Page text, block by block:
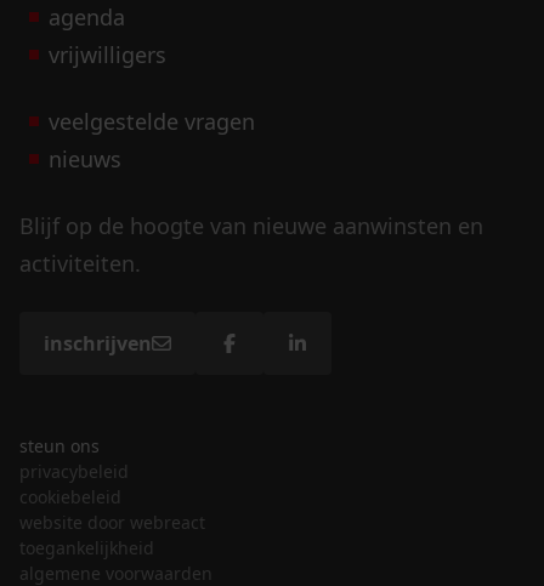
agenda
vrijwilligers
veelgestelde vragen
nieuws
Blijf op de hoogte van nieuwe aanwinsten en
activiteiten.
inschrijven
steun ons
privacybeleid
cookiebeleid
website door webreact
toegankelijkheid
algemene voorwaarden